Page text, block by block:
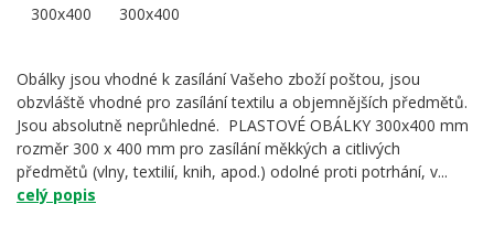
Obálky jsou vhodné k zasílání Vašeho zboží poštou, jsou
obzvláště vhodné pro zasílání textilu a objemnějších předmětů.
Jsou absolutně neprůhledné. PLASTOVÉ OBÁLKY 300x400 mm
rozměr 300 x 400 mm pro zasílání měkkých a citlivých
předmětů (vlny, textilií, knih, apod.) odolné proti potrhání, v...
celý popis